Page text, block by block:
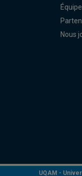
Équipe
Nous
UQAM -